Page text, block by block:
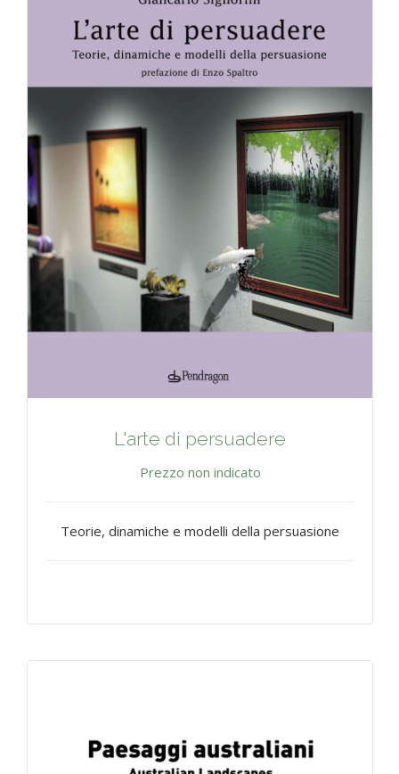
L'arte di persuadere
Prezzo non indicato
Teorie, dinamiche e modelli della persuasione